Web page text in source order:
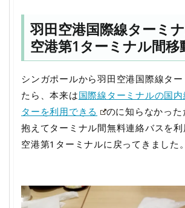
羽田空港国際線ターミ
空港第1ターミナル間移
シンガポールから羽田空港国際線タ
たら、本来は国際線ターミナルの国
ターを利用できる
のに知らなかっ
抱えてターミナル間無料連絡バスを
空港第1ターミナルに戻ってきました。